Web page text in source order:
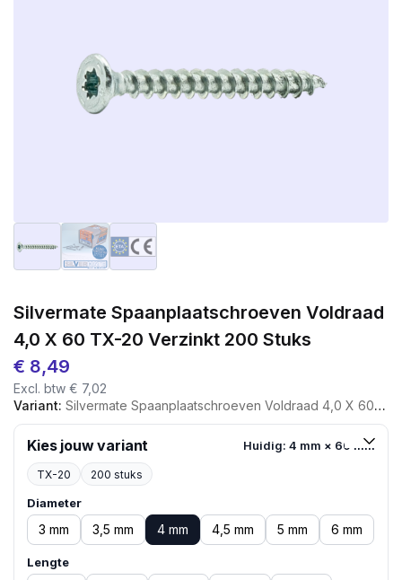
Silvermate Spaanplaatschroeven Voldraad
4,0 X 60 TX-20 Verzinkt 200 Stuks
€ 8,49
Excl. btw € 7,02
Variant: Silvermate Spaanplaatschroeven Voldraad 4,0 X 60 TX-20 Verzinkt 200 Stuks
Kies jouw variant Huidig: 4 mm × 60 mm
TX-20 200 stuks
Diameter
3 mm 3,5 mm 4 mm 4,5 mm 5 mm 6 mm
Lengte